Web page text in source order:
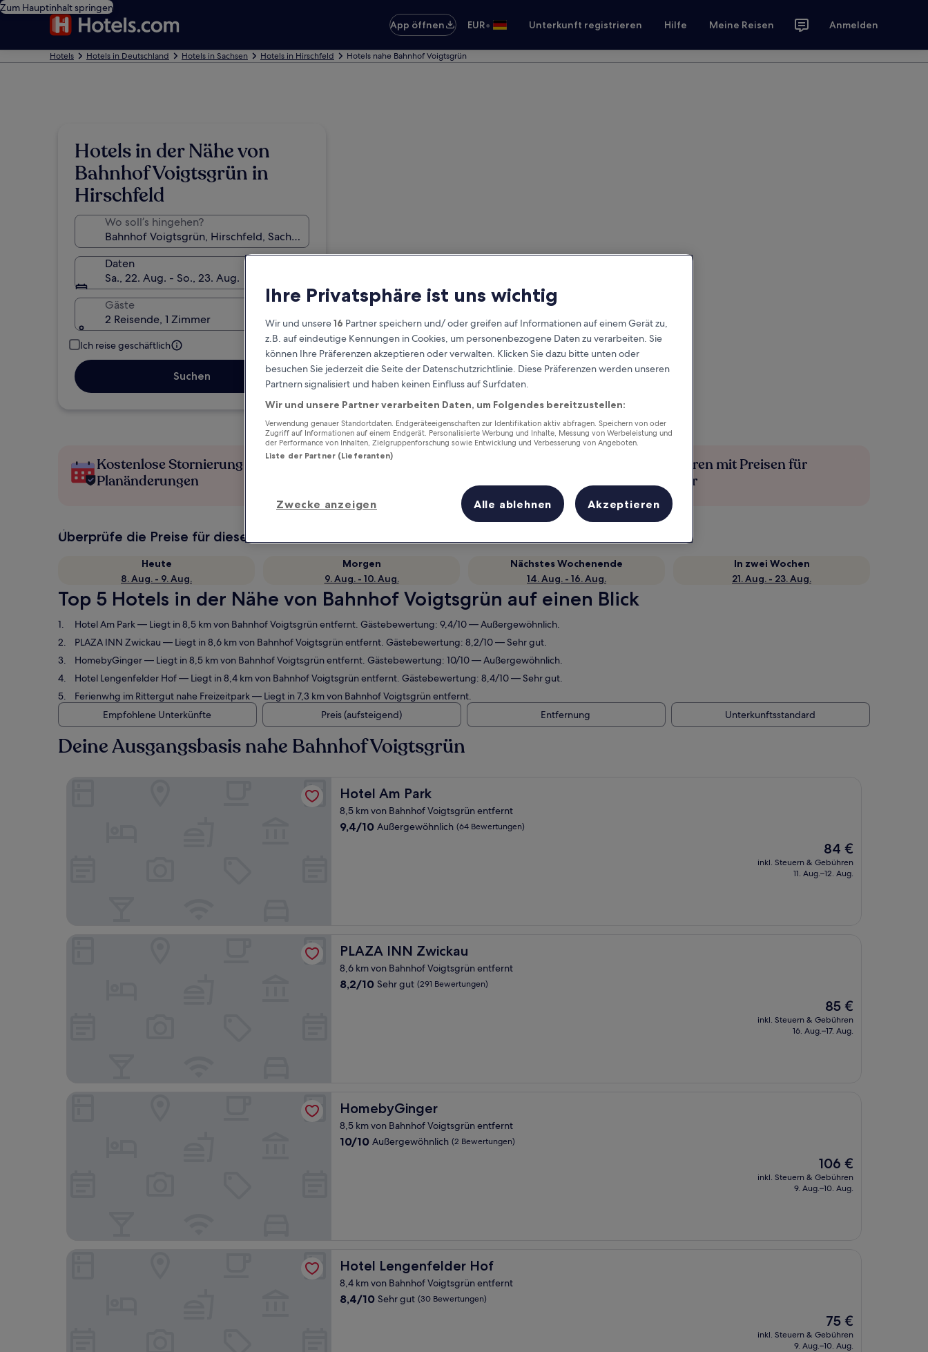
Zum Hauptinhalt springen
App öffnen
EUR• Unterkunft registrieren Hilfe Meine Reisen Anmelden
Hotels Hotels in Deutschland Hotels in Sachsen Hotels in Hirschfeld Hotels nahe Bahnhof Voigtsgrün
Hotels in der Nähe von
Bahnhof Voigtsgrün in
Hirschfeld
Wo soll’s hingehen?
Daten
Sa., 22. Aug. - So., 23. Aug.
Gäste
2 Reisende, 1 Zimmer
Ich reise geschäftlich
Suchen
Kostenlose Stornierung bei
Planänderungen
Verdiene Prämien für jede
wahrgenommene Übernachtung
Mehr sparen mit Preisen für
Mitglieder
Überprüfe die Preise für diese Daten
Heute
8. Aug. - 9. Aug.
Morgen
9. Aug. - 10. Aug.
Nächstes Wochenende
14. Aug. - 16. Aug.
In zwei Wochen
21. Aug. - 23. Aug.
Top 5 Hotels in der Nähe von Bahnhof Voigtsgrün auf einen Blick
Hotel Am Park— Liegt in 8,5 km von Bahnhof Voigtsgrün entfernt. Gästebewertung: 9,4/10 — Außergewöhnlich.
PLAZA INN Zwickau — Liegt in 8,6 km von Bahnhof Voigtsgrün entfernt. Gästebewertung: 8,2/10 — Sehr gut.
HomebyGinger— Liegt in 8,5 km von Bahnhof Voigtsgrün entfernt. Gästebewertung: 10/10 — Außergewöhnlich.
Hotel Lengenfelder Hof— Liegt in 8,4 km von Bahnhof Voigtsgrün entfernt. Gästebewertung: 8,4/10 — Sehr gut.
Ferienwhg im Rittergut nahe Freizeitpark— Liegt in 7,3 km von Bahnhof Voigtsgrün entfernt.
Empfohlene Unterkünfte
Preis (aufsteigend) Entfernung Unterkunftsstandard
Deine Ausgangsbasis nahe Bahnhof Voigtsgrün
Hotel Am Park
Hotel Am Park
8,5 km von Bahnhof Voigtsgrün entfernt
9.4
9,4/10 Außergewöhnlich (64 Bewertungen)
Der
Preis
beträgt
84 €
inkl. Steuern & Gebühren
11. Aug.–12. Aug.
PLAZA INN Zwickau
PLAZA INN Zwickau
8,6 km von Bahnhof Voigtsgrün entfernt
8.2
8,2/10 Sehr gut (291 Bewertungen)
Der
Preis
beträgt
85 €
inkl. Steuern & Gebühren
16. Aug.–17. Aug.
HomebyGinger
HomebyGinger
8,5 km von Bahnhof Voigtsgrün entfernt
10.0
10/10 Außergewöhnlich (2 Bewertungen)
Der
Preis
beträgt
106 €
inkl. Steuern & Gebühren
9. Aug.–10. Aug.
Hotel Lengenfelder Hof
Hotel Lengenfelder Hof
8,4 km von Bahnhof Voigtsgrün entfernt
8.4
8,4/10 Sehr gut (30 Bewertungen)
Der
Preis
beträgt
75 €
inkl. Steuern & Gebühren
9. Aug.–10. Aug.
Ihre Privatsphäre ist uns wichtig
Wir und unsere16 Partner speichern und/ oder greifen auf Informationen auf einem Gerät zu,
z.B. auf eindeutige Kennungen in Cookies, um personenbezogene Daten zu verarbeiten. Sie
können Ihre Präferenzen akzeptieren oder verwalten. Klicken Sie dazu bitte unten oder
besuchen Sie jederzeit die Seite der Datenschutzrichtlinie. Diese Präferenzen werden unseren
Partnern signalisiert und haben keinen Einfluss auf Surfdaten.
Wir und unsere Partner verarbeiten Daten, um Folgendes bereitzustellen:
Verwendung genauer Standortdaten. Endgeräteeigenschaften zur Identifikation aktiv abfragen. Speichern von oder
Zugriff auf Informationen auf einem Endgerät. Personalisierte Werbung und Inhalte, Messung von Werbeleistung und
der Performance von Inhalten, Zielgruppenforschung sowie Entwicklung und Verbesserung von Angeboten.
Liste der Partner (Lieferanten)
Zwecke anzeigen Alle ablehnen Akzeptieren